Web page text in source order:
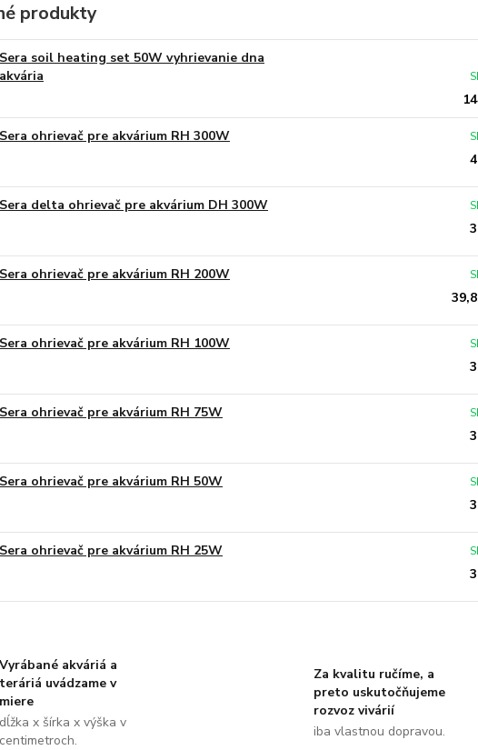
produkty
Sera soil heating set 50W vyhrievanie dna
akvária
Sera ohrievač pre akvárium RH 300W
Sera delta ohrievač pre akvárium DH 300W
Sera ohrievač pre akvárium RH 200W
Sera ohrievač pre akvárium RH 100W
Sera ohrievač pre akvárium RH 75W
Sera ohrievač pre akvárium RH 50W
Sera ohrievač pre akvárium RH 25W
Vyrábané akváriá a
teráriá uvádzame v
miere
dĺžka x šírka x výška v
centimetroch.
Za kvalitu ručíme, a
preto uskutočňujeme
rozvoz vivárií
iba vlastnou dopravou.